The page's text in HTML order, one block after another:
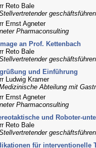
Reto Bale
Ernst Agneter
Pharmaconsulting
an Prof. Kettenbach
Reto Bale
und Einführung
Ludwig Kramer
Abteilung mit
Ernst Agneter
Pharmaconsulting
und Roboter-
Reto Bale
für interventionelle